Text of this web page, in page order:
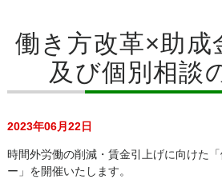
働き方改革×助成
及び個別相談
2023年06月22日
時間外労働の削減・賃金引上げに向けた
ー」を開催いたします。